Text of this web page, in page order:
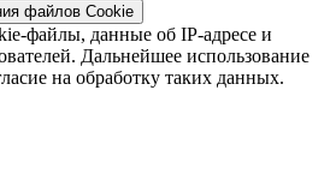
файлов Cookie
файлы, данные об IP-адресе и
Дальнейшее использование
на обработку таких данных.